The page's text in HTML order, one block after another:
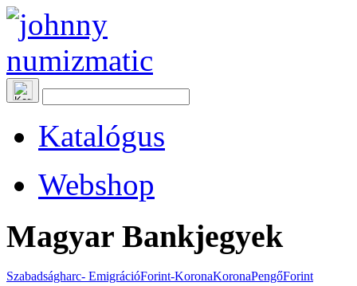
Katalógus
Webshop
Magyar Bankjegyek
Szabadságharc- EmigrációForint-KoronaKoronaPengőForint